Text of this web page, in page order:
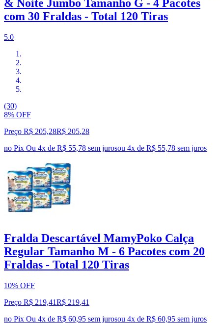
& Noite Jumbo Tamanho G - 4 Pacotes
com 30 Fraldas - Total 120 Tiras
5.0
(30)
8% OFF
Preço R$ 205,28R$ 205,28
no Pix Ou 4x de R$ 55,78 sem jurosou 4x de R$ 55,78 sem juros
Fralda Descartável MamyPoko Calça
Regular Tamanho M - 6 Pacotes com 20
Fraldas - Total 120 Tiras
10% OFF
Preço R$ 219,41R$ 219,41
no Pix Ou 4x de R$ 60,95 sem jurosou 4x de R$ 60,95 sem juros